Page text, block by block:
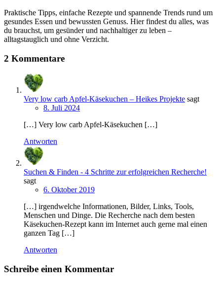
Praktische Tipps, einfache Rezepte und spannende Trends rund um
gesundes Essen und bewussten Genuss. Hier findest du alles, was
du brauchst, um gesünder und nachhaltiger zu leben –
alltagstauglich und ohne Verzicht.
2 Kommentare
Very low carb Apfel-Käsekuchen – Heikes Projekte sagt
8. Juli 2024
[…] Very low carb Apfel-Käsekuchen […]
Antworten
Suchen & Finden - 4 Schritte zur erfolgreichen Recherche!
sagt
6. Oktober 2019
[…] irgendwelche Informationen, Bilder, Links, Tools,
Menschen und Dinge. Die Recherche nach dem besten
Käsekuchen-Rezept kann im Internet auch gerne mal einen
ganzen Tag […]
Antworten
Schreibe einen Kommentar